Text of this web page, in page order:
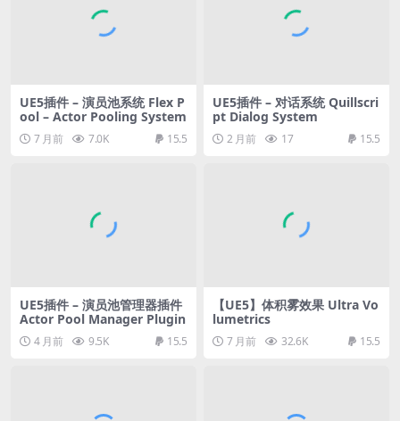
UE5插件 – 演员池系统 Flex P
ool – Actor Pooling System
7 月前 7.0K 15.5
UE5插件 – 对话系统 Quillscri
pt Dialog System
2 月前 17 15.5
UE5插件 – 演员池管理器插件
Actor Pool Manager Plugin
4 月前 9.5K 15.5
【UE5】体积雾效果 Ultra Vo
lumetrics
7 月前 32.6K 15.5